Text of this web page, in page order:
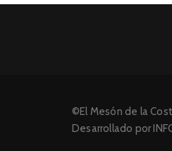
©El Mesón de la
Desarrollado por